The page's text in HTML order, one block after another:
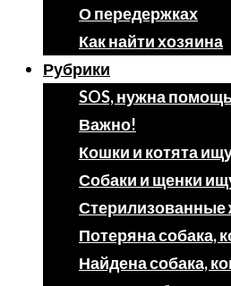
О передержках
Как найти хозяина
Рубрики
SOS, нужна
Важно!
Кошки и котята
Собаки и щенки
Потеряна собака,
Найдена собака,